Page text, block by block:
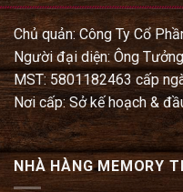
Chủ quản: Công Ty Cổ
Người đại diện: Ông
MST: 5801182463 cấp
Nơi cấp: Sở kế hoạch &
NHÀ HÀNG MEMORY